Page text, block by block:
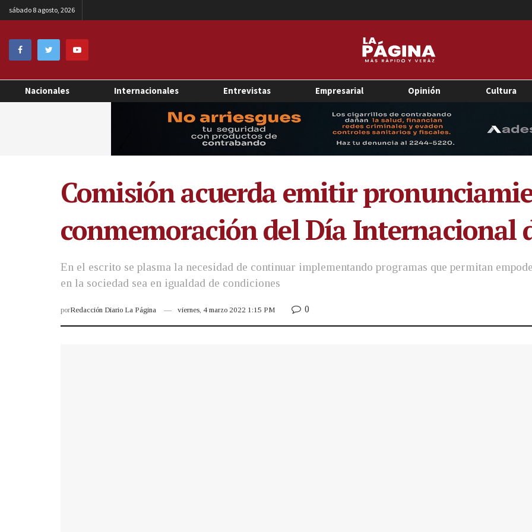
sábado 8 agosto, 2026
Nacionales Internacionales Entrevistas Empresarial Opinión Cultura
Comisión acuerda emitir
conmemoración del Día Internacional
En el escrito se plasma la necesidad de continuar implementando programas que permitan
en la sociedad sea en igualdad de condiciones
porRedacción Diario La Página viernes, 4 marzo 2022 1:15 PM 0